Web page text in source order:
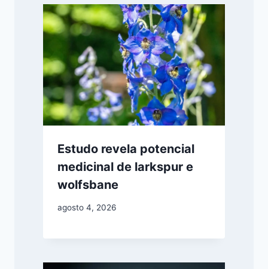
Estudo revela potencial
medicinal de larkspur e
wolfsbane
agosto 4, 2026